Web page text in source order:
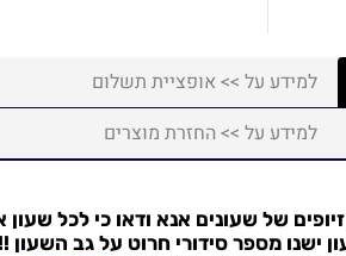
למידע על >> אופציית תשלום
למידע על >> החזרת מוצרים
של שעונים אנא ודאו כי לכל
ישנו מספר סידורי חרוט על גב השעון !!